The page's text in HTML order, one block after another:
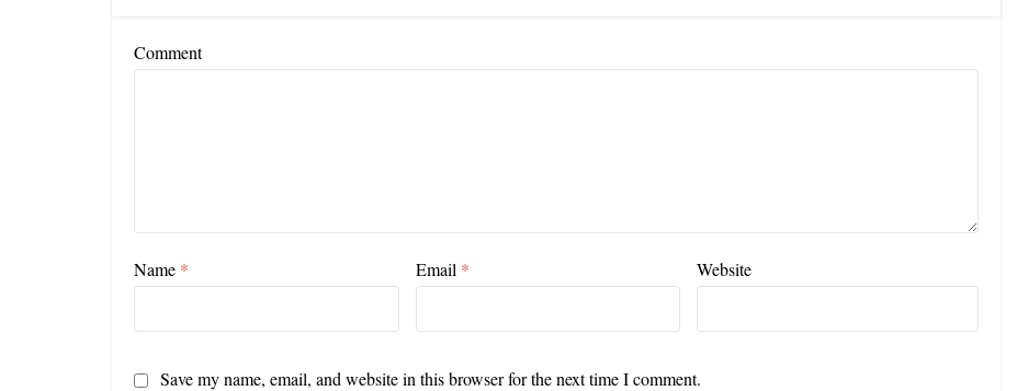
Comment
Name * Email * Website
Save my name, email, and website in this browser for the next time I comment.